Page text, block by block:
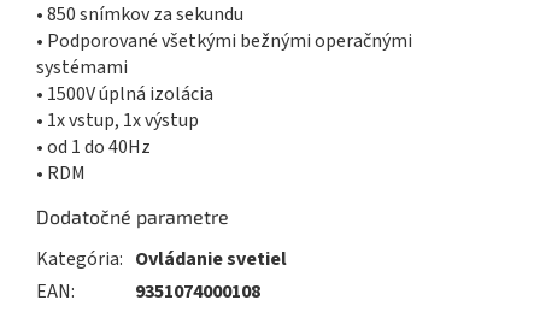
• 850 snímkov za sekundu
• Podporované všetkými bežnými operačnými
systémami
• 1500V úplná izolácia
• 1x vstup, 1x výstup
• od 1 do 40Hz
• RDM
Dodatočné parametre
Kategória: Ovládanie svetiel
EAN: 9351074000108